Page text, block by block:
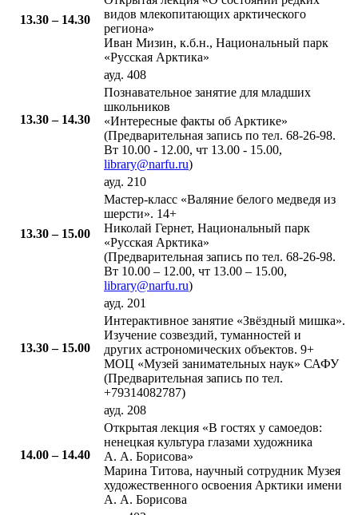
​13.30 – 14.30​​
видов млекопитающих арктического
региона»
Иван Мизин, к.б.н., Национальный парк
«Русская Арктика»
​13.30 – 14.30
ауд. 408
​Познавательное занятие для младших
школьников
«Интересные факты об Арктике»
(Предварительная запись по тел. 68-26-98.
Вт 10.00 - 12.00, чт 13.00 - 15.00,
library@narfu.ru)
13.30 – 15.00
ауд. 210
​Мастер-класс «Валяние белого медведя из
шерсти». 14+
Николай Гернет, Национальный парк
«Русская Арктика»
(Предварительная запись по тел. 68-26-98.
Вт 10.00 – 12.00, чт 13.00 – 15.00,
library@narfu.ru)
13.30 – 15.00
ауд. 201
​Интерактивное занятие «Звёздный мишка».
Изучение созвездий, туманностей и
других астрономических объектов. 9+
МОЦ «Музей занимательных наук» САФУ
(Предварительная запись по тел.
+79314082787)
​14.00 – 14.40
ауд. 208
Открытая лекция «В гостях у самоедов:
ненецкая культура глазами художника
А. А. Борисова»
Марина Титова, научный сотрудник Музея
художественного освоения Арктики имени
А. А. Борисова